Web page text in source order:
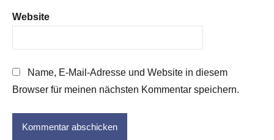
Website
Name, E-Mail-Adresse und Website in diesem
Browser für meinen nächsten Kommentar speichern.